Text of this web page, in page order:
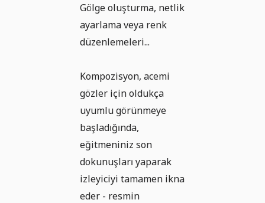
Gölge oluşturma, netlik
ayarlama veya renk
düzenlemeleri...
Kompozisyon, acemi
gözler için oldukça
uyumlu görünmeye
başladığında,
eğitmeniniz son
dokunuşları yaparak
izleyiciyi tamamen ikna
eder - resmin